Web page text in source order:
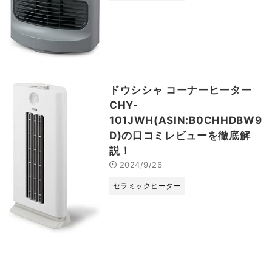
ドウシシャ コーナーヒーター
CHY-
101JWH(ASIN:B0CHHDBW9
D)の口コミレビューを徹底解
説！
2024/9/26
セラミックヒーター